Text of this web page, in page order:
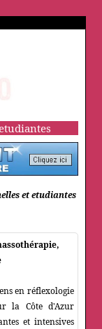
et etudiantes
en réflexologie
la Côte d'Azur
et intensives